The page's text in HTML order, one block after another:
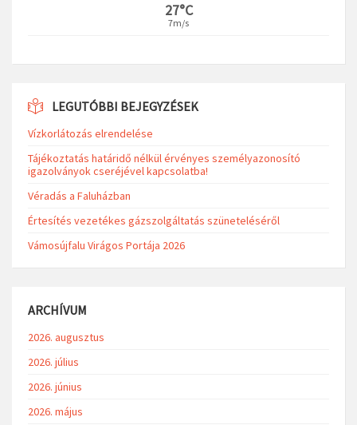
27°C
7m/s
LEGUTÓBBI BEJEGYZÉSEK
Vízkorlátozás elrendelése
Tájékoztatás határidő nélkül érvényes személyazonosító
igazolványok cseréjével kapcsolatba!
Véradás a Faluházban
Értesítés vezetékes gázszolgáltatás szüneteléséről
Vámosújfalu Virágos Portája 2026
ARCHÍVUM
2026. augusztus
2026. július
2026. június
2026. május